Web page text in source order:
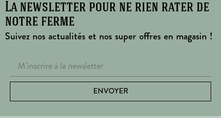
La newsletter pour ne rien rater de
notre ferme
Suivez nos actualités et nos super offres en magasin !
ENVOYER